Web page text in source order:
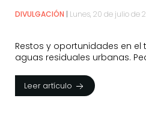
DIVULGACIÓN Lunes, 20 de julio de
Restos y oportunidades en
aguas residuales urbanas.
Leer artículo